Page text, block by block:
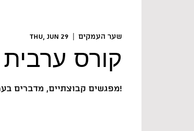
Thu, Jun 29 שער העמקים
קורס
12 מפגשים קבוצתיים, מדברים בערבית מהמפגש הראשון!